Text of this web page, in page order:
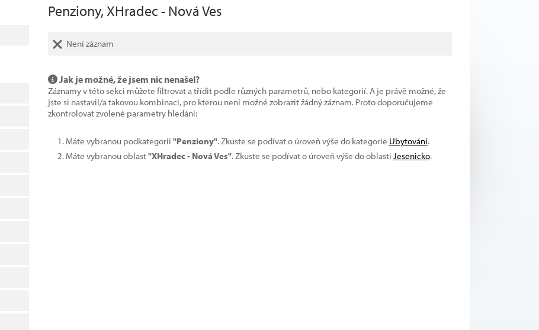
Penziony, XHradec - Nová Ves
Není záznam
Jak je možné, že jsem nic nenašel?
Záznamy v této sekci můžete filtrovat a třídit podle různých parametrů, nebo kategorií. A je právě možné, že
jste si nastavil/a takovou kombinaci, pro kterou není možné zobrazit žádný záznam. Proto doporučujeme
zkontrolovat zvolené parametry hledání:
Máte vybranou podkategorii "Penziony". Zkuste se podívat o úroveň výše do kategorie Ubytování.
Máte vybranou oblast"XHradec - Nová Ves". Zkuste se podívat o úroveň výše do oblasti Jesenicko.